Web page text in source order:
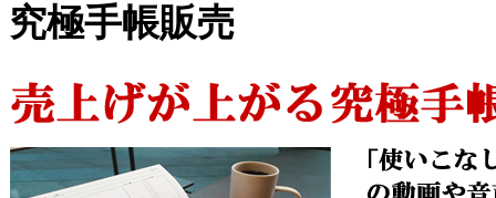
究極手帳販売